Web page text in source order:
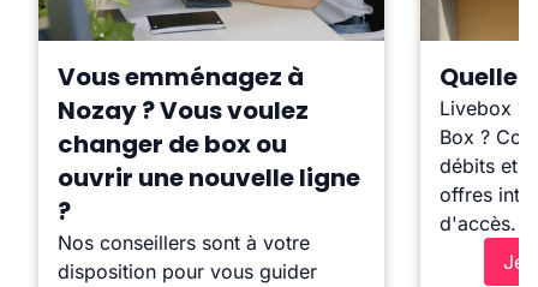
Vous emménagez à
Nozay ? Vous voulez
changer de box ou
ouvrir une nouvelle ligne
?
Nos conseillers sont à votre
disposition pour vous guider
Quelle
Livebox ?
Box ?
débits et
offres
d'accès.
Je